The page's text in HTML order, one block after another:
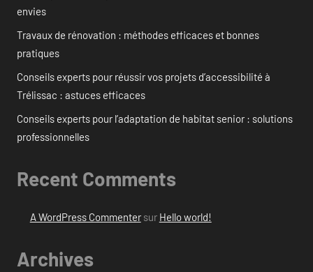
envies
Travaux de rénovation : méthodes efficaces et bonnes
pratiques
Conseils experts pour réussir vos projets d’accessibilité à
Trélissac : astuces efficaces
Conseils experts pour l’adaptation de habitat senior : solutions
professionnelles
Recent Comments
A WordPress Commentersur Hello world!
Archives